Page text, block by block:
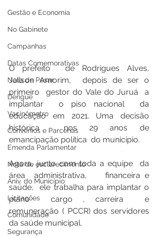
Gestão e Economia
No Gabinete
Campanhas
Datas Comemorativas
Nota de Pesar
Dengue
Vacinômetro
Convênios e Parcerias
Emenda Parlamentar
Nota de esclarecimento
Aniv. do Município
Licitações
Comunidade
Segurança
O prefeito  de Rodrigues Alves,
Jailson Amorim,  depois de ser o
primeiro  gestor do Vale do Juruá  a
implantar  o piso nacional  da
educação em 2021. Uma decisão
histórica  nos 29 anos de
emancipação política  do município.
Agora, junto com toda a equipe  da
área  administrativa,    financeira e
saúde,  ele trabalha para implantar o
plano  cargo , carreira  e
remuneração ( PCCR) dos servidores
da saúde municipal.